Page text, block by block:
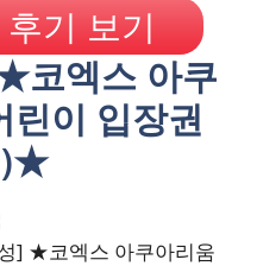
기 보기
코엑스 아쿠
이 입장권
)★
] ★코엑스 아쿠아리움